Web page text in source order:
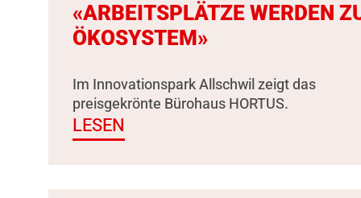
«ARBEITSPLÄTZE WERDEN
ÖKOSYSTEM»
Im Innovationspark Allschwil zeigt das
preisgekrönte Bürohaus HORTUS.
LESEN